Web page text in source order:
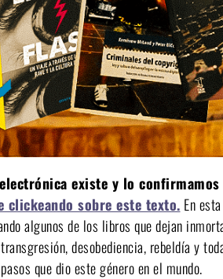
existe y lo confirmamos
clickeando sobre este texto. En
algunos de los libros que dejan
desobediencia, rebeldía y
que dio este género en el mundo.